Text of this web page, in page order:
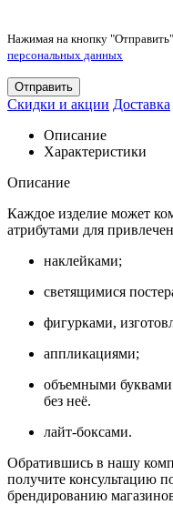
Нажимая на кнопку
персональных данных
Отправить
Скидки и акции Доставка
Описание
Характеристики
Описание
Каждое изделие может
атрибутами для
наклейками;
светящимися
фигурками,
аппликациями;
объемными буквами
без неё.
лайт-боксами.
Обратившись в нашу
получите консультацию
брендированию